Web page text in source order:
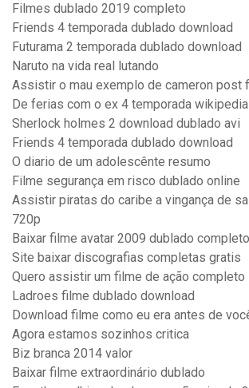
Filmes dublado 2019 completo
Friends 4 temporada dublado download
Futurama 2 temporada dublado download
Naruto na vida real lutando
Assistir o mau exemplo de cameron post
De ferias com o ex 4 temporada wikipedia
Sherlock holmes 2 download dublado avi
Friends 4 temporada dublado download
O diario de um adolescênte resumo
Filme segurança em risco dublado online
Assistir piratas do caribe a vingança de
720p
Baixar filme avatar 2009 dublado completo
Site baixar discografias completas gratis
Quero assistir um filme de ação completo
Ladroes filme dublado download
Download filme como eu era antes de
Agora estamos sozinhos critica
Biz branca 2014 valor
Baixar filme extraordinário dublado